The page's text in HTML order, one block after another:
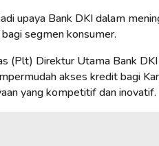
upaya Bank DKI dalam
segmen konsumer.
(Plt) Direktur Utama Bank
akses kredit bagi
yang kompetitif dan inovatif.